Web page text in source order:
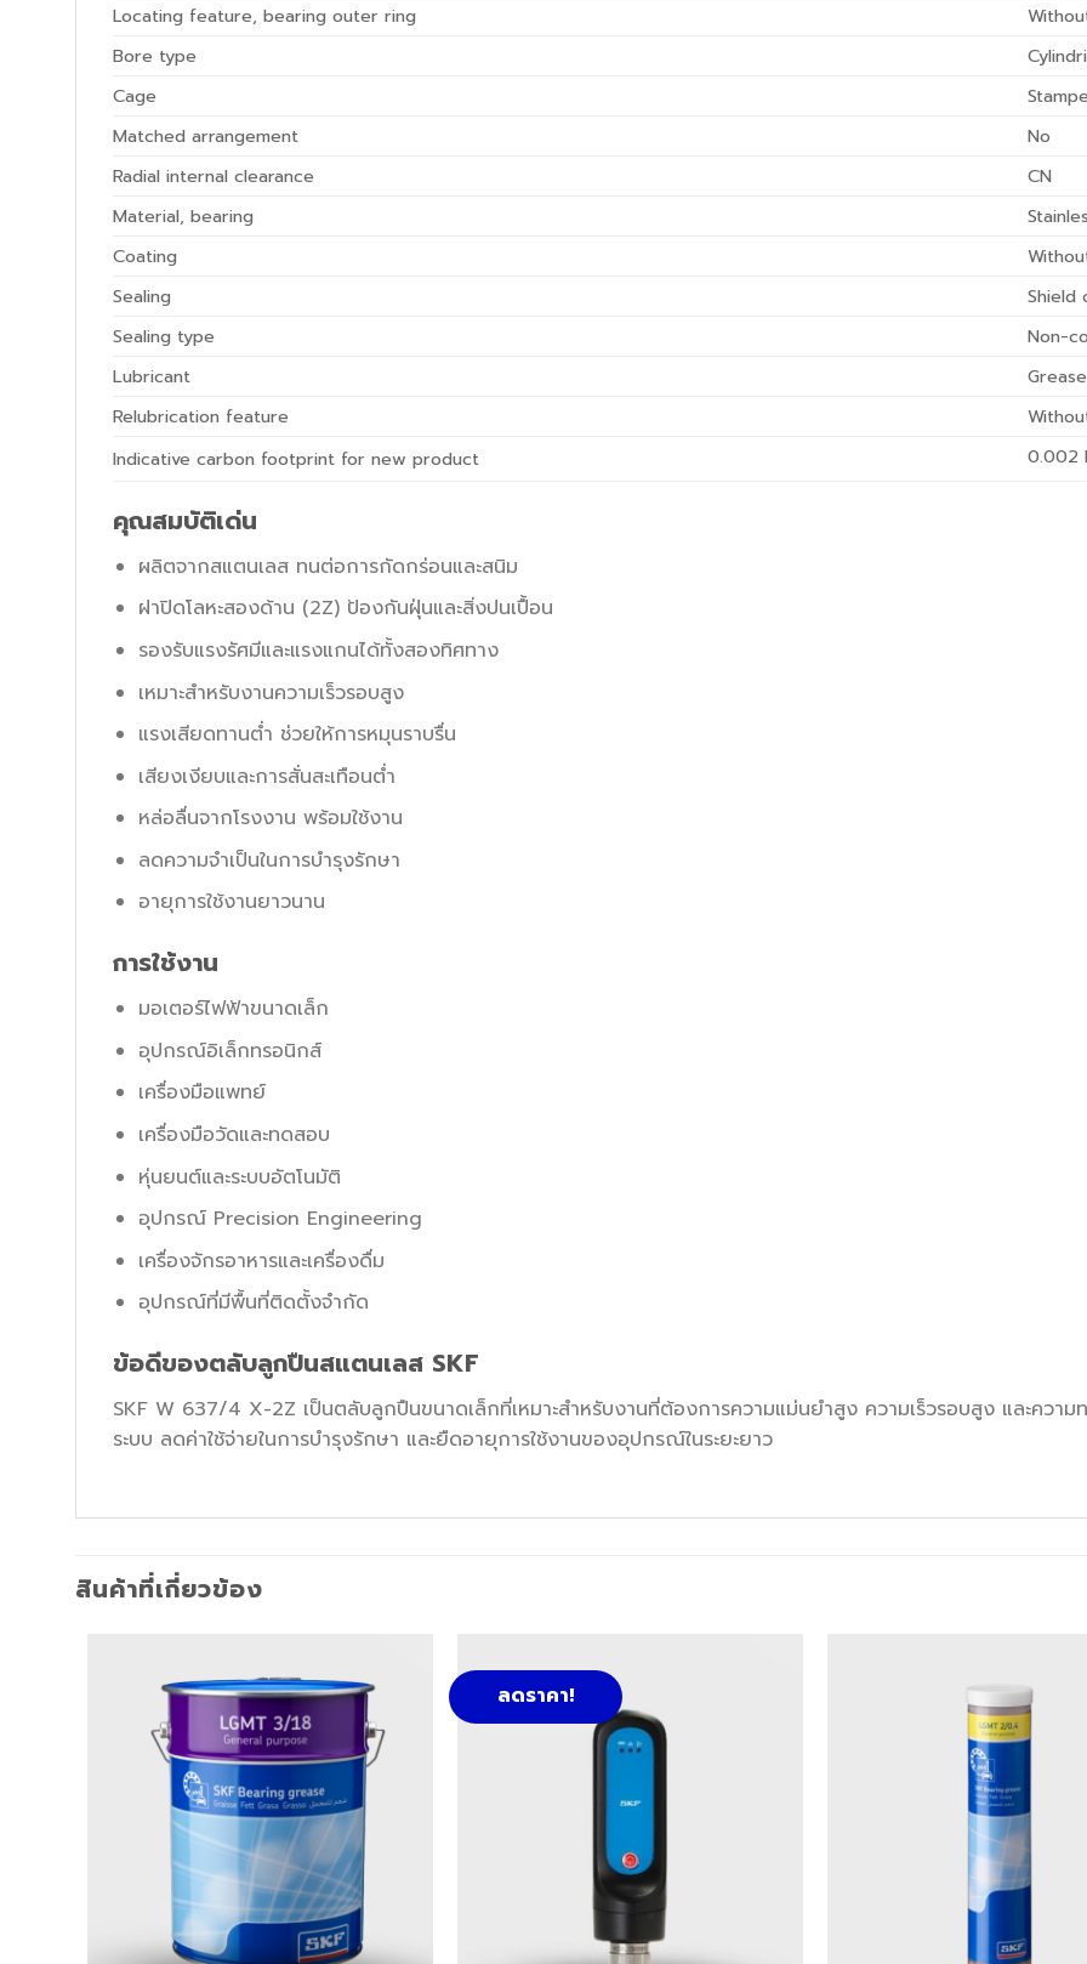
Locating feature, bearing outer ring
Bore type
Cage
Matched arrangement
No
Radial internal clearance
CN
Material, bearing
Coating
Sealing
Shield
Sealing type
Non-
Lubricant
Grease
Relubrication feature
Indicative carbon footprint for new product
0.002
คุณสมบัติเด่น
ผลิตจากสแตนเลส ทนต่อการกัดกร่อนและสนิม
ฝาปิดโลหะสองด้าน (2Z) ป้องกันฝุ่นและสิ่งปนเปื้อน
รองรับแรงรัศมีและแรงแกนได้ทั้งสองทิศทาง
เหมาะสำหรับงานความเร็วรอบสูง
แรงเสียดทานต่ำ ช่วยให้การหมุนราบรื่น
เสียงเงียบและการสั่นสะเทือนต่ำ
หล่อลื่นจากโรงงาน พร้อมใช้งาน
ลดความจำเป็นในการบำรุงรักษา
อายุการใช้งานยาวนาน
การใช้งาน
มอเตอร์ไฟฟ้าขนาดเล็ก
อุปกรณ์อิเล็กทรอนิกส์
เครื่องมือแพทย์
เครื่องมือวัดและทดสอบ
หุ่นยนต์และระบบอัตโนมัติ
อุปกรณ์ Precision Engineering
เครื่องจักรอาหารและเครื่องดื่ม
อุปกรณ์ที่มีพื้นที่ติดตั้งจำกัด
ข้อดีของตลับลูกปืนสแตนเลส SKF
SKF W 637/4 X-2Z เป็นตลับลูกปืนขนาดเล็กที่เหมาะสำหรับงานที่ต้องการความแม่นยำสูง ความเร็วรอบสูง และควา
ระบบ ลดค่าใช้จ่ายในการบำรุงรักษา และยืดอายุการใช้งานของอุปกรณ์ในระยะยาว
สินค้าที่เกี่ยวข้อง
ลดราคา!